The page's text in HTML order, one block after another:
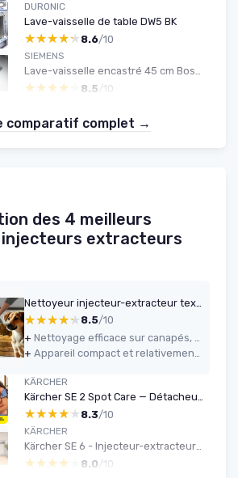
DURONIC
Lave-vaisselle de table DW5 BK
★★★★★
★★★★★ 8.6/10
SIEMENS
Lave-vaisselle encastré 45 cm Bosch iQ300
★★★★★
★★★★★ 8.5 /10
comparatif complet →
des 4 meilleurs
extracteurs
★★★★★
★★★★★ 8.5/10
+
+
KÄRCHER
Kärcher SE 2 Spot Care — Détacheur 450 W, 1,5 L
★★★★★
★★★★★ 8.3/10
KÄRCHER
Kärcher SE 6 - Injecteur-extracteur 4 L, Flexible 2-en-1, Accessoires inclus
★★★★★
★★★★★ 8.0 /10